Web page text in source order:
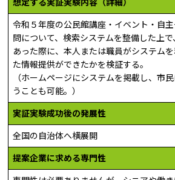
想定する実証実験内容（詳細）
令和５年度の公民館講座・イベント・自
問について、検索システムを整備した上で
あった際に、本人または職員がシステム
た情報提供ができたかを検証する。
（ホームページにシステムを掲載し、市
うことも可能。）
実証実験成功後の発展性
全国の自治体へ横展開
提案企業に求める専門性